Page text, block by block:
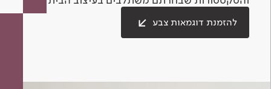
להזמנת דוגמאות צבע